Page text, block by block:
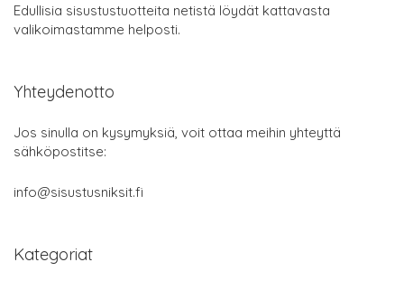
Edullisia sisustustuotteita netistä löydät kattavasta
valikoimastamme helposti.
Yhteydenotto
Jos sinulla on kysymyksiä, voit ottaa meihin yhteyttä
sähköpostitse:
info@sisustusniksit.fi
Kategoriat